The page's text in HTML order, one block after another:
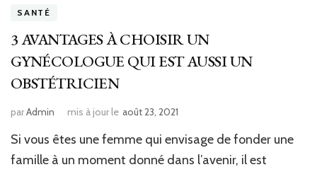
SANTÉ
3 AVANTAGES À CHOISIR UN
GYNÉCOLOGUE QUI EST AUSSI UN
OBSTÉTRICIEN
parAdmin mis à jour le août 23, 2021
Si vous êtes une femme qui envisage de fonder une
famille à un moment donné dans l’avenir, il est